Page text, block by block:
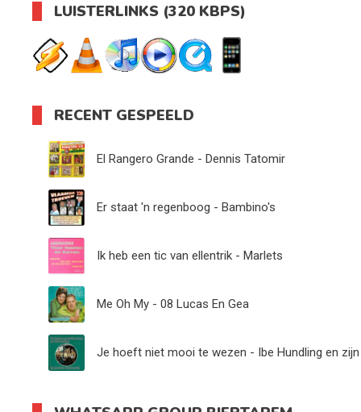
LUISTERLINKS (320 KBPS)
RECENT GESPEELD
El Rangero Grande - Dennis Tatomir
Er staat 'n regenboog - Bambino's
Ik heb een tic van ellentrik - Marlets
Me Oh My - 08 Lucas En Gea
Je hoeft niet mooi te wezen - Ibe Hundling en